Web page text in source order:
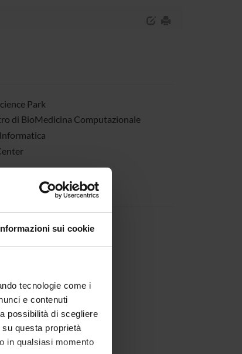
sui cookie
tecnologie come i
e contenuti
possibilità di scegliere
questa proprietà
in qualsiasi momento
Park
di BioMedicina Computazionale
E AZIENDE